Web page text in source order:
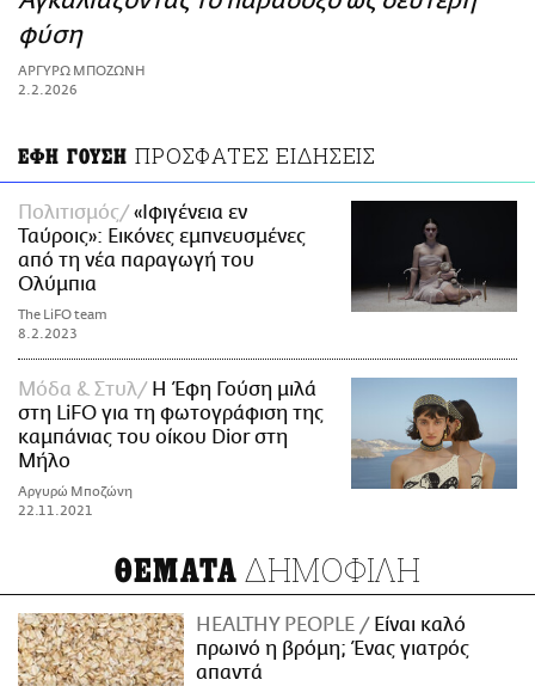
ΑΜΠΑ
PRINT
φύση
ΑΡΓΥΡΩ ΜΠΟΖΩΝΗ
2.2.2026
ΕΦΗ ΓΟΥΣΗ ΠΡΟΣΦΑΤΕΣ ΕΙΔΗΣΕΙΣ
Πολιτισμός
«Ιφιγένεια εν
Ταύροις»: Εικόνες εμπνευσμένες
από τη νέα παραγωγή του
Ολύμπια
The LiFO team
8.2.2023
Μόδα & Στυλ
Η Έφη Γούση μιλά
στη LiFO για τη φωτογράφιση της
καμπάνιας του οίκου Dior στη
Μήλο
Αργυρώ Μποζώνη
22.11.2021
ΘΕΜΑΤΑ ΔΗΜΟΦΙΛΗ
HEALTHY PEOPLE
Είναι καλό
πρωινό η βρόμη; Ένας γιατρός
απαντά